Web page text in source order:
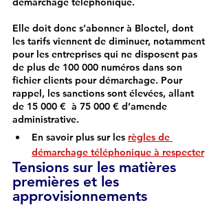
Elle doit donc s’abonner à Bloctel, dont
les tarifs viennent de diminuer, notamment
pour les entreprises qui ne disposent pas
de plus de 100 000 numéros dans son
fichier clients pour démarchage. Pour
rappel, les sanctions sont élevées, allant
de 15 000 €  à 75 000 € d’amende
administrative.
En savoir plus sur les règles de
démarchage téléphonique à respecter
Tensions sur les matières
premières et les
approvisionnements